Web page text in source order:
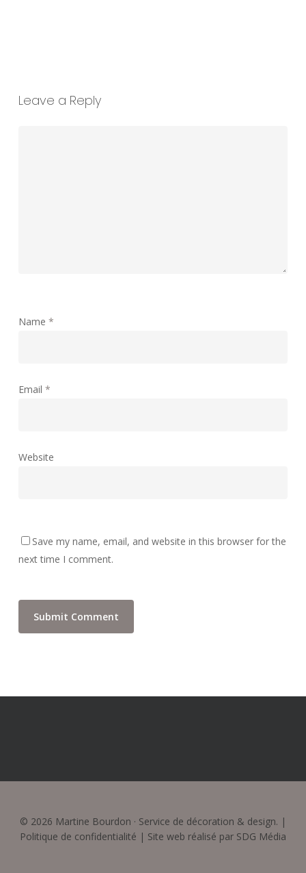
Leave a Reply
Name *
Email *
Website
Save my name, email, and website in this browser for the
next time I comment.
© 2026 Martine Bourdon · Service de décoration & design. |
Politique de confidentialité | Site web réalisé par SDG Média